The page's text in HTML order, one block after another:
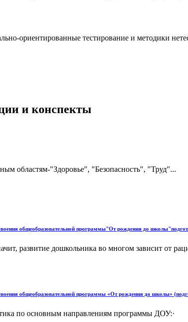
ориентированные тестирование и методики
и конспекты
областям-"Здоровье", "Безопасность", "Труд"...
общеобразовательной программы"От рождения до
развитие дошкольника во многом зависит от
общеобразовательной программы «От рождения до школы»
по основным направлениям программы ДОУ:·